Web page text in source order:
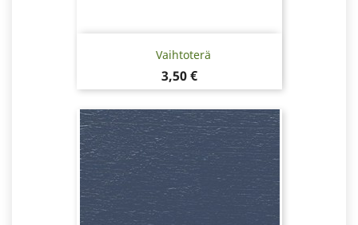
Vaihtoterä
Hinta
3,50 €